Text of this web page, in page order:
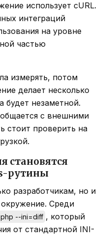
использует cURL.
интеграций
на уровне
частью
измерять, потом
делает несколько
будет незаметной.
с внешними
стоит проверить на
становятся
рутины
разработчикам, но и
Среди
php --ini=diff , который
от стандартной INI-